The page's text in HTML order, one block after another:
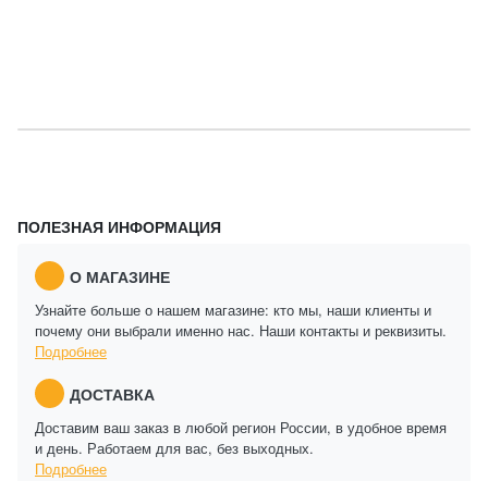
ПОЛЕЗНАЯ ИНФОРМАЦИЯ
О МАГАЗИНЕ
Узнайте больше о нашем магазине: кто мы, наши клиенты и
почему они выбрали именно нас. Наши контакты и реквизиты.
Подробнее
ДОСТАВКА
Доставим ваш заказ в любой регион России, в удобное время
и день. Работаем для вас, без выходных.
Подробнее